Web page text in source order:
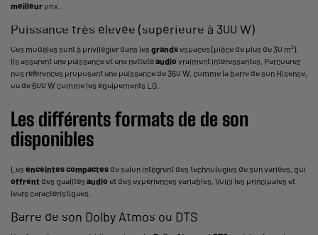
meilleur prix.
Puissance très élevée (supérieure à 300 W)
Ces modèles sont à privilégier dans les grandsespaces (pièce de plus de 30 m²).
Ils assurent une puissance et une nettetéaudio vraiment intéressantes. Parcourez
nos références proposant une puissance de 360 W, comme la barre de son Hisense,
ou de 600 W comme les équipements LG.
Les différents formats de de son
disponibles
Les enceintescompactesde salon intègrent des technologies de son variées, qui
offrent des qualités audio et des expériences variables. Voici les principales et
leurs caractéristiques.
Barre de son Dolby Atmos ou DTS